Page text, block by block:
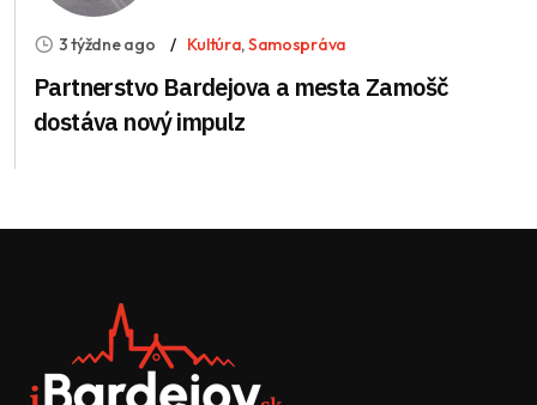
3 týždne ago Kultúra,Samospráva
Partnerstvo Bardejova a mesta Zamošč
dostáva nový impulz